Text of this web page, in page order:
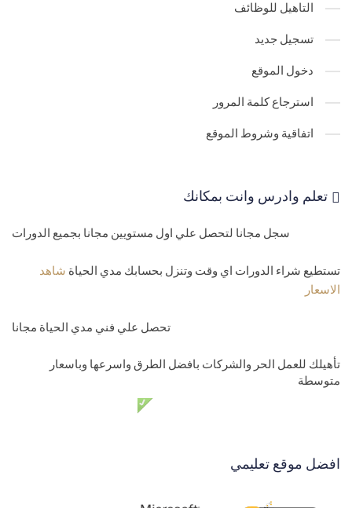
التاهيل للوظائف
تسجيل جديد
دخول الموقع
استرجاع كلمة المرور
اتفاقية وشروط الموقع
تعلم وادرس وانت بمكانك
سجل مجانا لتحصل علي اول مستويين مجانا بجميع الدورات
تستطيع شراء الدورات اي وقت وتنزل بحسابك مدي الحياة شاهد
الاسعار
تحصل علي فني مدي الحياة مجانا
تأهيلك للعمل الحر والشركات بافضل الطرق واسرعها وباسعار
متوسطة
افضل موقع تعليمي